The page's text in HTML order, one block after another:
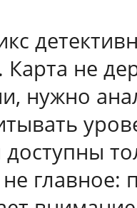
не
нужно
главное: